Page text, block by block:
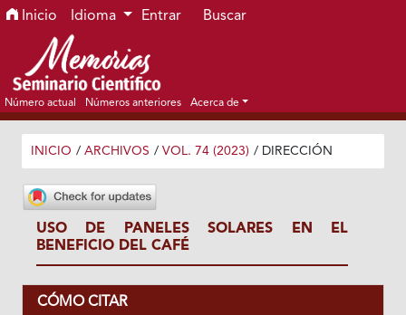
Ir al menú de navegación principal
Ir al contenido principal
Ir al pie de página del sitio
Inicio Idioma Entrar Buscar
Número actual Números anteriores Acerca de
INICIO / ARCHIVOS / VOL. 74 (2023) / DIRECCIÓN
USO DE PANELES SOLARES EN EL
BENEFICIO DEL CAFÉ
CÓMO CITAR